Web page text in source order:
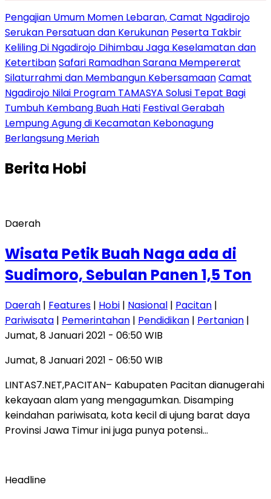
Pengajian Umum Momen Lebaran, Camat Ngadirojo
Serukan Persatuan dan Kerukunan Peserta Takbir
Keliling Di Ngadirojo Dihimbau Jaga Keselamatan dan
KetertibanSafari Ramadhan Sarana Mempererat
Silaturrahmi dan Membangun KebersamaanCamat
Ngadirojo Nilai Program TAMASYA Solusi Tepat Bagi
Tumbuh Kembang Buah Hati Festival Gerabah
Lempung Agung di Kecamatan Kebonagung
Berlangsung Meriah
Berita Hobi
Daerah
Wisata Petik Buah Naga ada di
Sudimoro, Sebulan Panen 1,5 Ton
Daerah | Features | Hobi | Nasional | Pacitan |
Pariwisata | Pemerintahan | Pendidikan | Pertanian |
Jumat, 8 Januari 2021 - 06:50 WIB
Jumat, 8 Januari 2021 - 06:50 WIB
LINTAS7.NET,PACITAN– Kabupaten Pacitan dianugerahi
kekayaan alam yang mengagumkan. Disamping
keindahan pariwisata, kota kecil di ujung barat daya
Provinsi Jawa Timur ini juga punya potensi…
Headline